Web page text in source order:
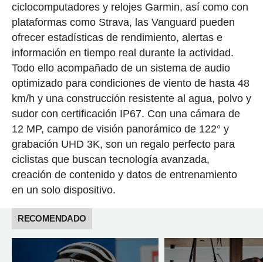
ciclocomputadores y relojes Garmin, así como con
plataformas como Strava, las Vanguard pueden
ofrecer estadísticas de rendimiento, alertas e
información en tiempo real durante la actividad.
Todo ello acompañado de un sistema de audio
optimizado para condiciones de viento de hasta 48
km/h y una construcción resistente al agua, polvo y
sudor con certificación IP67. Con una cámara de
12 MP, campo de visión panorámico de 122° y
grabación UHD 3K, son un regalo perfecto para
ciclistas que buscan tecnología avanzada,
creación de contenido y datos de entrenamiento
en un solo dispositivo.
RECOMENDADO